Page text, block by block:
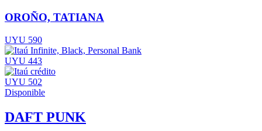
OROÑO, TATIANA
UYU 590
UYU 443
UYU 502
Disponible
DAFT PUNK